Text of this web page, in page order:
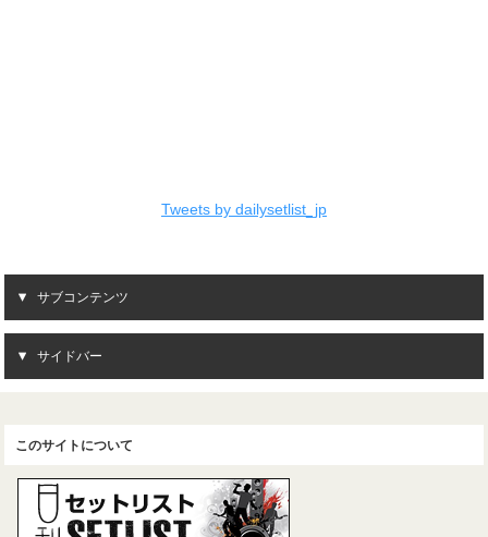
Tweets by dailysetlist_jp
サブコンテンツ
サイドバー
このサイトについて